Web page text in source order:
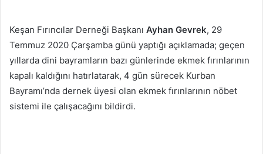
göndermek
Keşan Fırıncılar Derneği Başkanı Ayhan Gevrek, 29
Temmuz 2020 Çarşamba günü yaptığı açıklamada; geçen
yıllarda dini bayramların bazı günlerinde ekmek fırınlarının
kapalı kaldığını hatırlatarak, 4 gün sürecek Kurban
Bayramı’nda dernek üyesi olan ekmek fırınlarının nöbet
sistemi ile çalışacağını bildirdi.